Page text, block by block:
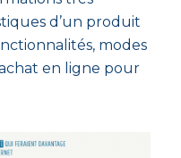
d’un produit
modes
en ligne pour